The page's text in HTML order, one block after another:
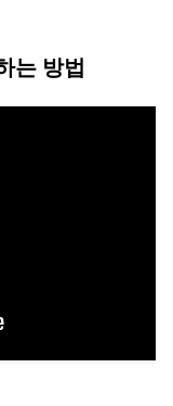
는 방법